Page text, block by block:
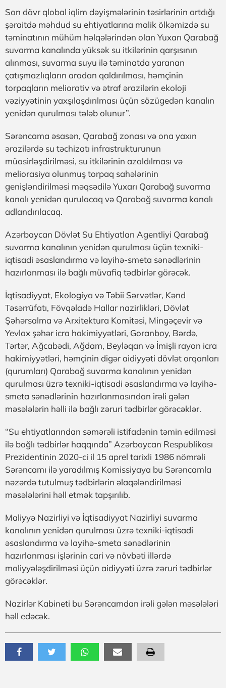
Son dövr qlobal iqlim dəyişmələrinin təsirlərinin artdığı
şəraitdə məhdud su ehtiyatlarına malik ölkəmizdə su
təminatının mühüm həlqələrindən olan Yuxarı Qarabağ
suvarma kanalında yüksək su itkilərinin qarşısının
alınması, suvarma suyu ilə təminatda yaranan
çatışmazlıqların aradan qaldırılması, həmçinin
torpaqların meliorativ və ətraf ərazilərin ekoloji
vəziyyətinin yaxşılaşdırılması üçün sözügedən kanalın
yenidən qurulması tələb olunur”.
Sərəncama əsasən, Qarabağ zonası və ona yaxın
ərazilərdə su təchizatı infrastrukturunun
müasirləşdirilməsi, su itkilərinin azaldılması və
meliorasiya olunmuş torpaq sahələrinin
genişləndirilməsi məqsədilə Yuxarı Qarabağ suvarma
kanalı yenidən qurulacaq və Qarabağ suvarma kanalı
adlandırılacaq.
Azərbaycan Dövlət Su Ehtiyatları Agentliyi Qarabağ
suvarma kanalının yenidən qurulması üçün texniki-
iqtisadi əsaslandırma və layihə-smeta sənədlərinin
hazırlanması ilə bağlı müvafiq tədbirlər görəcək.
İqtisadiyyat, Ekologiya və Təbii Sərvətlər, Kənd
Təsərrüfatı, Fövqəladə Hallar nazirlikləri, Dövlət
Şəhərsalma və Arxitektura Komitəsi, Mingəçevir və
Yevlax şəhər icra hakimiyyətləri, Goranboy, Bərdə,
Tərtər, Ağcabədi, Ağdam, Beyləqan və İmişli rayon icra
hakimiyyətləri, həmçinin digər aidiyyəti dövlət orqanları
(qurumları) Qarabağ suvarma kanalının yenidən
qurulması üzrə texniki-iqtisadi əsaslandırma və layihə-
smeta sənədlərinin hazırlanmasından irəli gələn
məsələlərin həlli ilə bağlı zəruri tədbirlər görəcəklər.
“Su ehtiyatlarından səmərəli istifadənin təmin edilməsi
ilə bağlı tədbirlər haqqında” Azərbaycan Respublikası
Prezidentinin 2020-ci il 15 aprel tarixli 1986 nömrəli
Sərəncamı ilə yaradılmış Komissiyaya bu Sərəncamla
nəzərdə tutulmuş tədbirlərin əlaqələndirilməsi
məsələlərini həll etmək tapşırılıb.
Maliyyə Nazirliyi və İqtisadiyyat Nazirliyi suvarma
kanalının yenidən qurulması üzrə texniki-iqtisadi
əsaslandırma və layihə-smeta sənədlərinin
hazırlanması işlərinin cari və növbəti illərdə
maliyyələşdirilməsi üçün aidiyyəti üzrə zəruri tədbirlər
görəcəklər.
Nazirlər Kabineti bu Sərəncamdan irəli gələn məsələləri
həll edəcək.